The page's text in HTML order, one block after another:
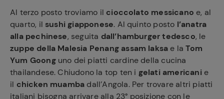
Al terzo posto troviamo il cioccolato messicano e, al
quarto, il sushi giapponese. Al quinto posto l’anatra
alla pechinese, seguita dall’hamburger tedesco, le
zuppe della Malesia Penang assam laksa e laTom
Yum Goonguno dei piatti cardine della cucina
thailandese. Chiudono la top ten i gelati americanie
il chicken muamba dall’Angola. Per trovare altri piatti
italiani bisogna arrivare alla 23° posizione con le